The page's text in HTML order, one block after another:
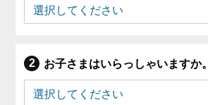
お子さまはいらっしゃいますか。